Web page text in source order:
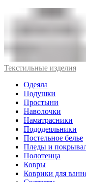
Текстильные изделия
Одеяла
Подушки
Простыни
Наволочки
Наматрасники
Пододеяльники
Постельное белье
Пледы и
Полотенца
Ковры
Коврики для